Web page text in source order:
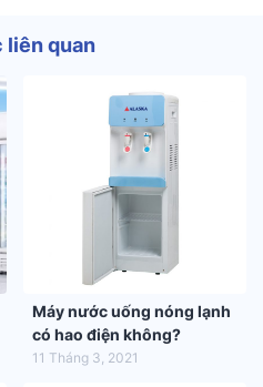
liên quan
Máy nước uống nóng lạnh
có hao điện không?
11 Tháng 3, 2021